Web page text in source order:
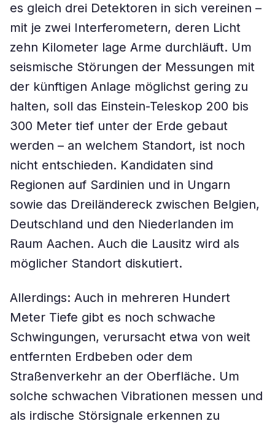
es gleich drei Detektoren in sich vereinen –
mit je zwei Interferometern, deren Licht
zehn Kilometer lage Arme durchläuft. Um
seismische Störungen der Messungen mit
der künftigen Anlage möglichst gering zu
halten, soll das Einstein-Teleskop 200 bis
300 Meter tief unter der Erde gebaut
werden – an welchem Standort, ist noch
nicht entschieden. Kandidaten sind
Regionen auf Sardinien und in Ungarn
sowie das Dreiländereck zwischen Belgien,
Deutschland und den Niederlanden im
Raum Aachen. Auch die Lausitz wird als
möglicher Standort diskutiert.
Allerdings: Auch in mehreren Hundert
Meter Tiefe gibt es noch schwache
Schwingungen, verursacht etwa von weit
entfernten Erdbeben oder dem
Straßenverkehr an der Oberfläche. Um
solche schwachen Vibrationen messen und
als irdische Störsignale erkennen zu